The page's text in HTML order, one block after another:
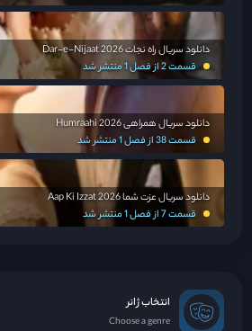
دانلود سریال راه نجات Dar-e-Nijaat 2026
قسمت 2 از فصل 1 منتشر شد
دانلود سریال همراهی Humraahi 2026
قسمت 38 از فصل 1 منتشر شد
دانلود سریال عزت شما Aap Ki Izzat 2026
قسمت 7 از فصل 1 منتشر شد
انتخاب ژانر
Choose a genre